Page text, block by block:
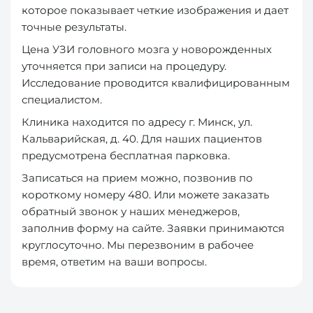
которое показывает четкие изображения и дает
точные результаты.
Цена УЗИ головного мозга у новорожденных
уточняется при записи на процедуру.
Исследование проводится квалифицированным
специалистом.
Клиника находится по адресу г. Минск, ул.
Кальварийская, д. 40. Для наших пациентов
предусмотрена бесплатная парковка.
Записаться на прием можно, позвонив по
короткому номеру 480. Или можете заказать
обратный звонок у наших менеджеров,
заполнив форму на сайте. Заявки принимаются
круглосуточно. Мы перезвоним в рабочее
время, ответим на ваши вопросы.